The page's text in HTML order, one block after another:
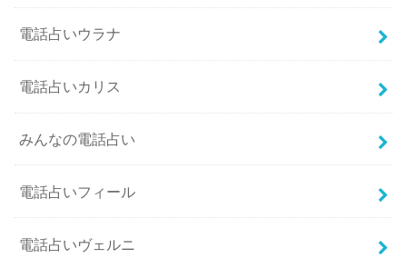
電話占いウラナ
電話占いカリス
みんなの電話占い
電話占いフィール
電話占いヴェルニ